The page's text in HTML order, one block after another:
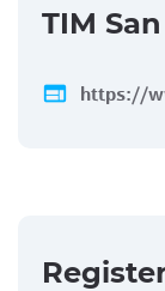
TIM
web https://